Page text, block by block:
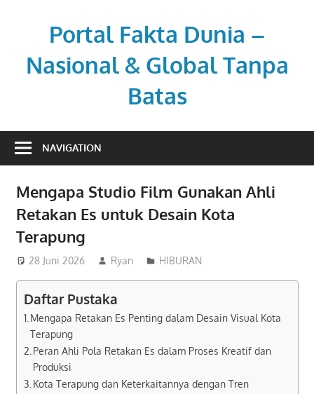
Portal Fakta Dunia –
Nasional & Global Tanpa
Batas
berita
sudut
pandang
luas.
NAVIGATION
Mengapa Studio Film Gunakan Ahli
Retakan Es untuk Desain Kota
Terapung
28 Juni 2026 Ryan HIBURAN
Daftar Pustaka
Mengapa Retakan Es Penting dalam Desain Visual Kota
Terapung
Peran Ahli Pola Retakan Es dalam Proses Kreatif dan
Produksi
Kota Terapung dan Keterkaitannya dengan Tren